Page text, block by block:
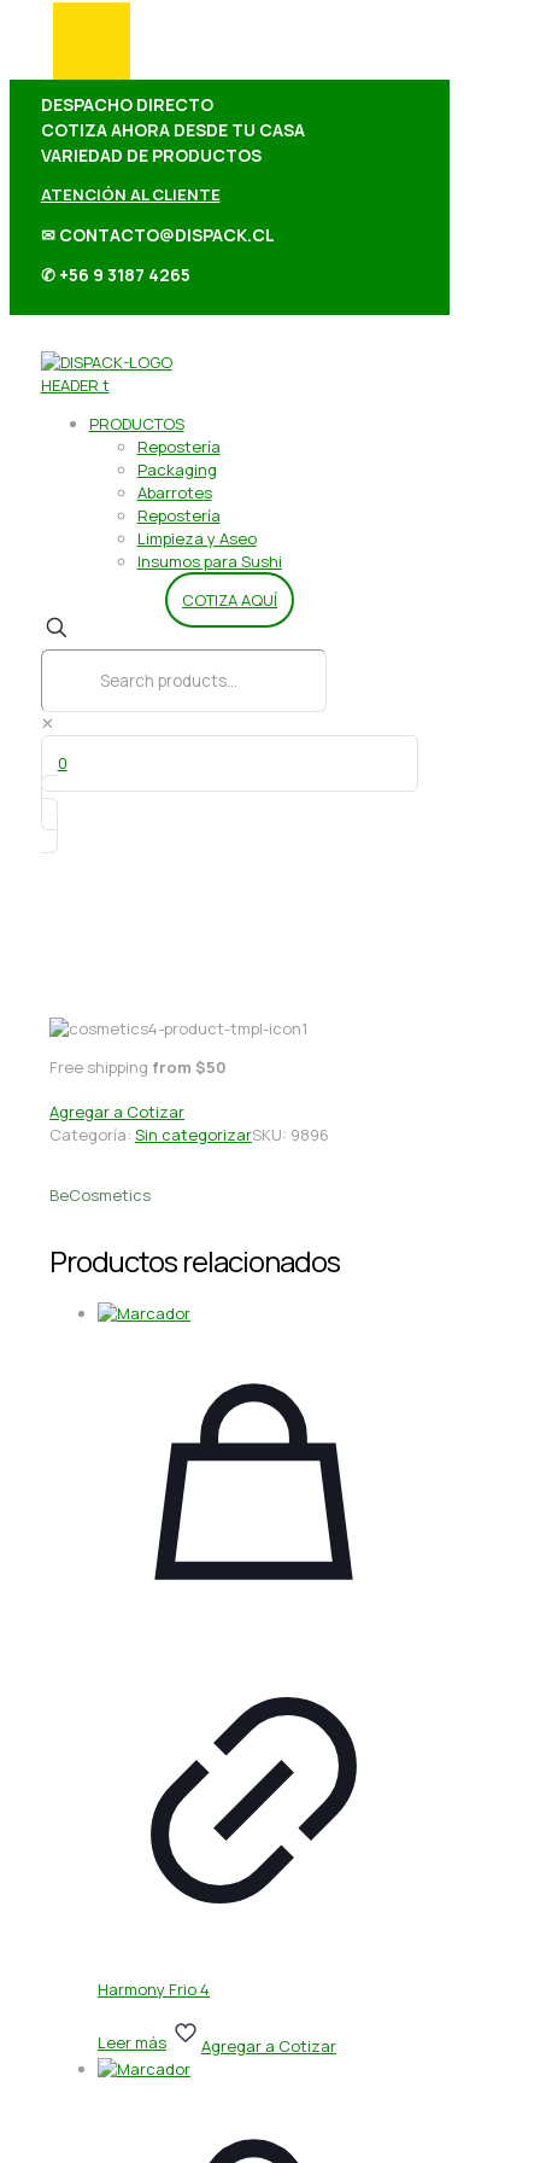
DESPACHO DIRECTO
COTIZA AHORA DESDE TU CASA
VARIEDAD DE PRODUCTOS
ATENCIÓN AL CLIENTE
✉ CONTACTO@DISPACK.CL
✆ +56 9 3187 4265
PRODUCTOS
Repostería
Packaging
Abarrotes
Repostería
Limpieza y Aseo
Insumos para Sushi
COTIZA AQUÍ
✕
0
Free shipping from $50
Agregar a Cotizar
Categoría: Sin categorizarSKU: 9896
BeCosmetics
Productos relacionados
Harmony Frio 4
Leer más Agregar a Cotizar